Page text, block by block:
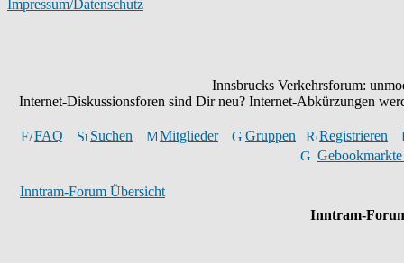
Impressum/Datenschutz
Innsbrucks Verkehrsforum:
Internet-Diskussionsforen sind Dir neu? Internet-Abkürzungen
FAQ Suchen Mitglieder Gruppen
Registrieren
Inntram-Forum Übersicht
Inntram-